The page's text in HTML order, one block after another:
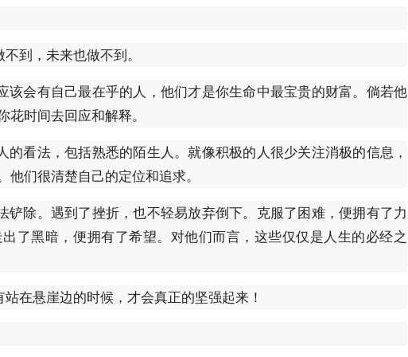
到，未来也做不到。
会有自己最在乎的人，他们才是你生命中最宝贵的财富。倘若他
时间去回应和解释。
看法，包括熟悉的陌生人。就像积极的人很少关注消极的信息，
们很清楚自己的定位和追求。
除。遇到了挫折，也不轻易放弃倒下。克服了困难，便拥有了力
了黑暗，便拥有了希望。对他们而言，这些仅仅是人生的必经之
在悬崖边的时候，才会真正的坚强起来！